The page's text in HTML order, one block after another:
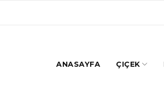
ANASAYFA ÇIÇEK